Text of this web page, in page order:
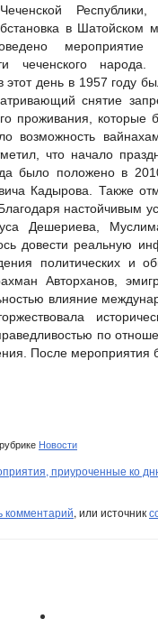
в
мероприятие
чеченского
этот день в 1957 году
снятие
проживания,
возможность
что начало
было положено в
Кадырова. Также
настойчивым
Дешериева,
довести реальную
политических и
Авторханов,
влияние
по
После мероприятия
Новости
приуроченные ко
комментарий, или источник